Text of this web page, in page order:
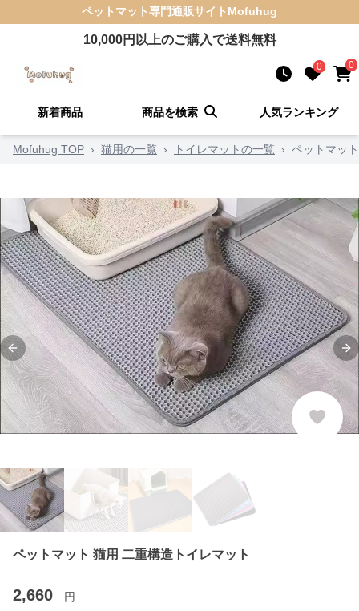
ペットマット専門通販サイト Mofuhug
10,000円以上のご購入で送料無料
0 0
新着商品 商品を検索 人気ランキング
Mofuhug TOP › 猫用の一覧 › トイレマットの一覧 › ペットマッ
Previous slide
ペットマット 猫用 二重構造トイレマット
2,660 円